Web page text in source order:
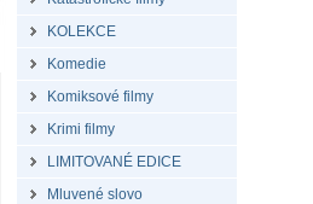
KOLEKCE
Komedie
Komiksové filmy
Krimi filmy
LIMITOVANÉ EDICE
Mluvené slovo